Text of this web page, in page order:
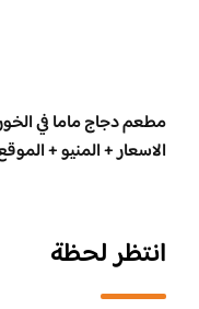
مطعم دجاج ماما في
الاسعار + المنيو +
انتظر لحظة